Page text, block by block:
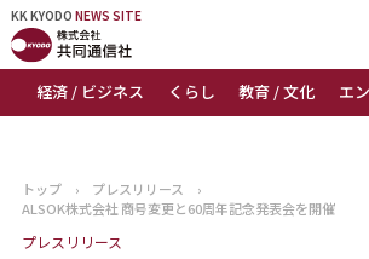
KK KYODO NEWS SITE
経済 / ビジネス くらし 教育 / 文化 エ
KK KYODONEWS SITE
トップページ
ニュース
トップ › プレスリリース
›
ALSOK株式会社 商号変更と60周年記念発表会を開催
プレスリリース